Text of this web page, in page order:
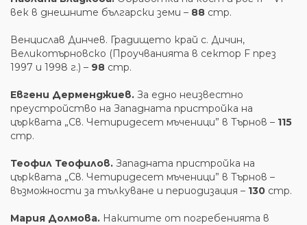
век в днешните български земи – 88 стр.
Венцислав Динчев. Градището край c. Дичин,
Великотърновско (Проучванията в сектор F през
1997 и 1998 г.) – 98 стр.
Евгени Дерменджиев. За едно неизвестно
преустройство на Западната пристройка на
църквата „Св. Четиридесет мъченици” в Търнов – 115
стр.
Теофил Теофилов. Западната пристройка на
църквата „Св. Четиридесет мъченици” в Търнов –
възможности за тълкуване и периодизация – 130 стр.
Мария Долмова. Накитите от погребенията в